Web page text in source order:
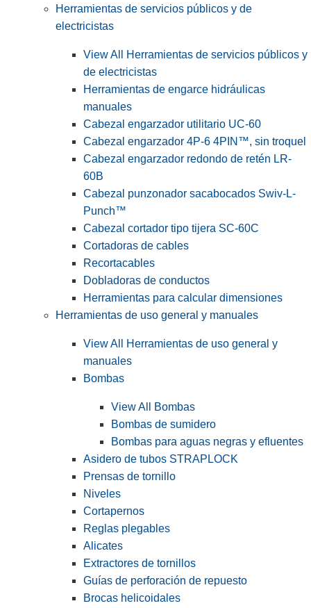
Herramientas de servicios públicos y de
electricistas
View All Herramientas de servicios públicos y
de electricistas
Herramientas de engarce hidráulicas
manuales
Cabezal engarzador utilitario UC-60
Cabezal engarzador 4P-6 4PIN™, sin troquel
Cabezal engarzador redondo de retén LR-
60B
Cabezal punzonador sacabocados Swiv-L-
Punch™
Cabezal cortador tipo tijera SC-60C
Cortadoras de cables
Recortacables
Dobladoras de conductos
Herramientas para calcular dimensiones
Herramientas de uso general y manuales
View All Herramientas de uso general y
manuales
Bombas
View All Bombas
Bombas de sumidero
Bombas para aguas negras y efluentes
Asidero de tubos STRAPLOCK
Prensas de tornillo
Niveles
Cortapernos
Reglas plegables
Alicates
Extractores de tornillos
Guías de perforación de repuesto
Brocas helicoidales